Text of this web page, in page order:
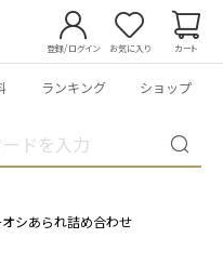
登録/ログイン お気に入り カート
ランキング ショップ
シあられ詰め合わせ